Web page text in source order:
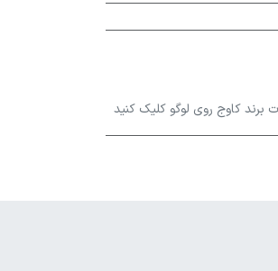
کاوج روی لوگو کلیک کنید